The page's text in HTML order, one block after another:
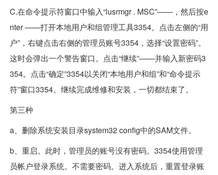
C.在命令提示符窗口中输入“lusrmgr . MSC”——，然后按e
nter ——打开本地用户和组管理工具3354。点击左侧的“用
户”，右键点击右侧的管理员账号3354，选择“设置密码”。
这时会弹出一个警告窗口。点击“继续”——并输入新密码3
354。点击“确定”3354以关闭“本地用户和组”和“命令提示
符”窗口3354。继续完成维修和安装，一切都结束了。
第三种
a、删除系统安装目录system32 config中的SAM文件。
b、重启。此时，管理员的账号没有密码。3354使用管理
员帐户登录系统。不需要密码。进入系统后，重置登录账